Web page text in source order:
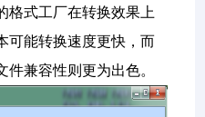
格式工厂在转换效果上
可能转换速度更快，而
兼容性则更为出色。